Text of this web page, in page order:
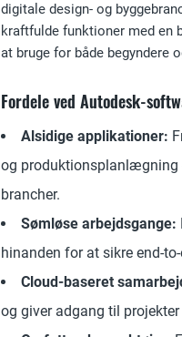
digitale design- og
kraftfulde funktioner med en
at bruge for både begyndere
Fordele ved Autodesk-
Alsidige applikationer:
og produktionsplanlægning
brancher.
Sømløse arbejdsgange:
hinanden for at sikre end-
Cloud-baseret
og giver adgang til